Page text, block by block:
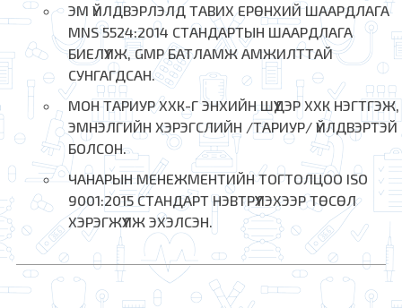
ЭМ ҮЙЛДВЭРЛЭЛД ТАВИХ ЕРӨНХИЙ ШААРДЛАГА
MNS 5524:2014 СТАНДАРТЫН ШААРДЛАГА
БИЕЛҮҮЛЖ, GMP БАТЛАМЖ АМЖИЛТТАЙ
СУНГАГДСАН.
МОН ТАРИУР ХХК-Г ЭНХИЙН ШҮҮДЭР ХХК НЭГТГЭЖ,
ЭМНЭЛГИЙН ХЭРЭГСЛИЙН /ТАРИУР/ ҮЙЛДВЭРТЭЙ
БОЛСОН.
ЧАНАРЫН МЕНЕЖМЕНТИЙН ТОГТОЛЦОО ISO
9001:2015 СТАНДАРТ НЭВТРҮҮЛЭХЭЭР ТӨСӨЛ
ХЭРЭГЖҮҮЛЖ ЭХЭЛСЭН.